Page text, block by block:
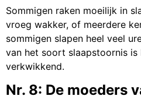
Sommigen raken moeilijk in
vroeg wakker, of meerdere
sommigen slapen heel veel
van het soort slaapstoornis is
verkwikkend.
Nr. 8: De moeders